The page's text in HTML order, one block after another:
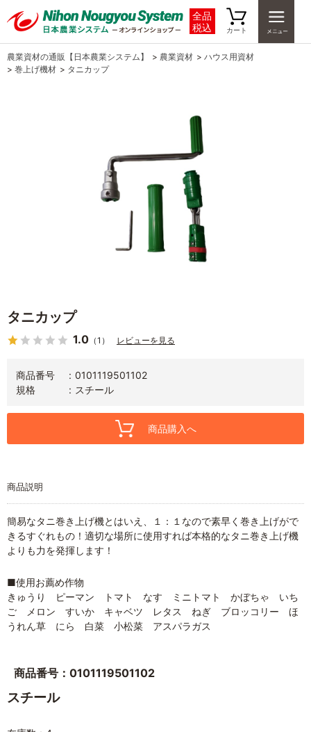
全品
税込
カート
農業資材の通販【日本農業システム】 > 農業資材 > ハウス用資材
> 巻上げ機材 > タニカップ
タニカップ
1.0 （1） レビューを見る
商品番号
0101119501102
規格
スチール
商品購入へ
商品説明
簡易なタニ巻き上げ機とはいえ、１：１なので素早く巻き上げがで
きるすぐれもの！適切な場所に使用すれば本格的なタニ巻き上げ機
よりも力を発揮します！
■使用お薦め作物
きゅうり ピーマン トマト なす ミニトマト かぼちゃ いち
ご メロン すいか キャベツ レタス ねぎ ブロッコリー ほ
うれん草 にら 白菜 小松菜 アスパラガス
商品番号：0101119501102
スチール